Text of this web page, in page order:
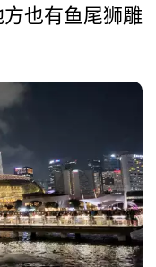
也有鱼尾狮雕